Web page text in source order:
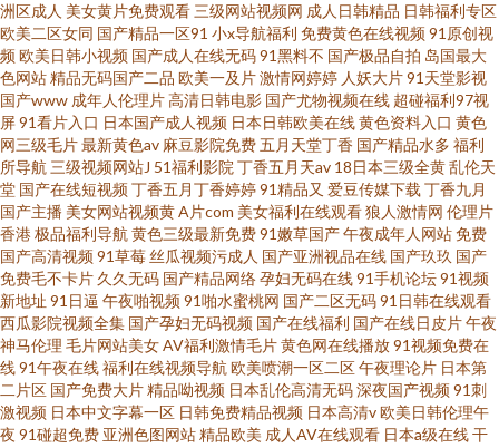
洲区成人 美女黄片免费观看 三级网站视频网 成人日韩精品 日韩福利专区
欧美二区女同 国产精品一区91 小x导航福利 免费黄色在线视频91原创视
频欧美日韩小视频 国产成人在线无码91黑料不 国产极品自拍 岛国最大
色网站精品无码国产二品 欧美一及片激情网婷婷 人妖大片91天堂影视
国产www 成年人伦理片高清日韩电影 国产尤物视频在线 超碰福利97视
屏91看片入口 日本国产成人视频 日本日韩欧美在线黄色资料入口 黄色
网三级毛片最新黄色av 麻豆影院免费五月天堂丁香 国产精品水多 福利
所导航 三级视频网站J 51福利影院 丁香五月天av 18日本三级全黄乱伦天
堂 国产在线短视频丁香五月丁香婷婷91精品又 爱豆传媒下载 丁香九月
国产主播 美女网站视频黄A片com 美女福利在线观看狼人激情网 伦理片
香港极品福利导航 黄色三级最新免费91嫩草国产午夜成年人网站免费
国产高清视频91草莓丝瓜视频污成人 国产亚洲视品在线 国产玖玖 国产
免费毛不卡片 久久无码 国产精品网络孕妇无码在线91手机论坛91视频
新地址 91日逼 午夜啪视频91啪水蜜桃网 国产二区无码91日韩在线观看
西瓜影院视频全集 国产孕妇无码视频 国产在线福利 国产在线日皮片午夜
神马伦理 毛片网站美女AV福利激情毛片黄色网在线播放91视频免费在
线91午夜在线福利在线视频导航 欧美喷潮一区二区午夜理论片 日本第
二片区 国产免费大片精品呦视频 日本乱伦高清无码深夜国产视频91刺
激视频 日本中文字幕一区 日韩免费精品视频 日本高清v欧美日韩伦理午
夜 91碰超免费 亚洲色图网站精品欧美 成人AV在线观看 日本a级在线干